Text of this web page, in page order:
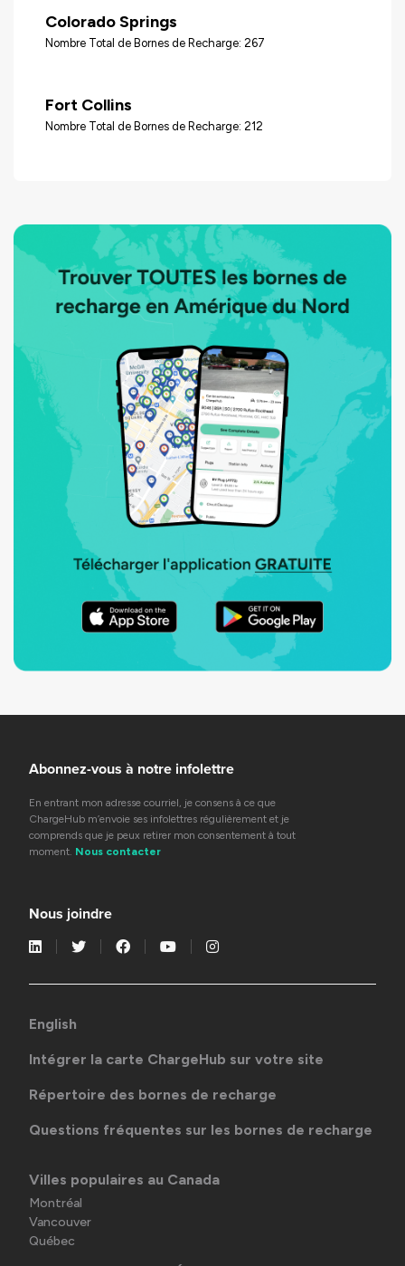
Colorado Springs
Nombre Total de Bornes de Recharge: 267
Fort Collins
Nombre Total de Bornes de Recharge: 212
Abonnez-vous à notre infolettre
En entrant mon adresse courriel, je consens à ce que
ChargeHub m’envoie ses infolettres régulièrement et je
comprends que je peux retirer mon consentement à tout
moment. Nous contacter
Nous joindre
English
Intégrer la carte ChargeHub sur votre site
Répertoire des bornes de recharge
Questions fréquentes sur les bornes de recharge
Villes populaires au Canada
Montréal
Vancouver
Québec